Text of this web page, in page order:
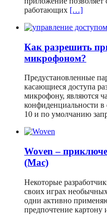
работающих […]
Как разрешить
микрофоном?
Предустановленные
касающиеся доступа
микрофону, являются
конфиденциальности
10 и по умолчанию
Woven –
(Mac)
Некоторые
своих играх
одни активно
предпочтение картону